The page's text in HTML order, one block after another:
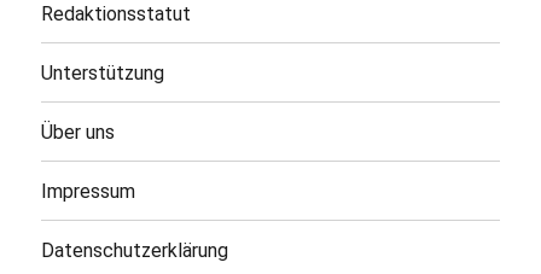
Redaktionsstatut
Unterstützung
Über uns
Impressum
Datenschutzerklärung